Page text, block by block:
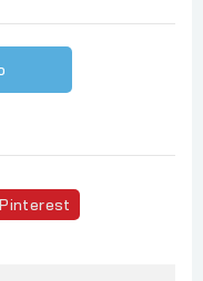
Pinterest